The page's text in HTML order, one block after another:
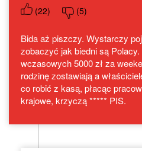
(22) (5)
Bida aż piszczy. Wystarczy
zobaczyć jak biedni są
wczasowych 5000 zł za
rodzinę zostawiają a
co robić z kasą, płacąc
krajowe, krzyczą ***** PIS.